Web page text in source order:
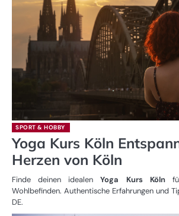
SPORT & HOBBY
Yoga Kurs Köln
Herzen von Köln
Finde deinen idealenYoga Kurs Kölnfür
Wohlbefinden. Authentische Erfahrungen und
DE.